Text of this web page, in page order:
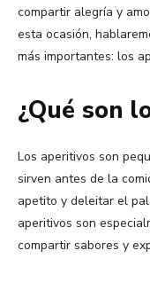
compartir alegría y
esta ocasión,
más importantes: los
¿Qué son
Los aperitivos son
sirven antes de la
apetito y deleitar el
aperitivos son
compartir sabores y